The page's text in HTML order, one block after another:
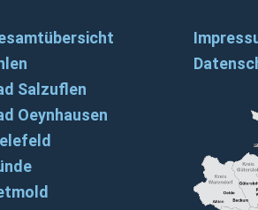
Salzuflen
Oeynhausen